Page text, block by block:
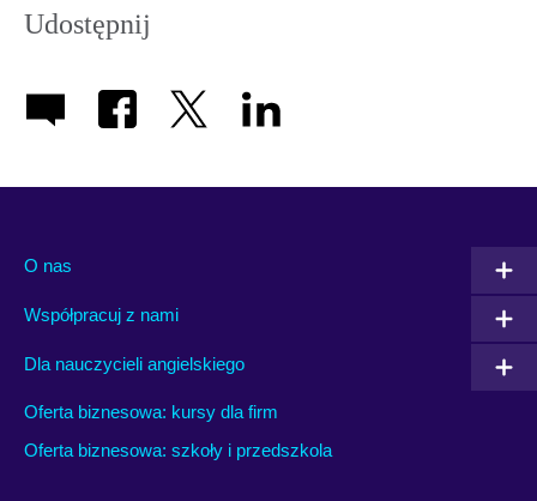
Udostępnij
O nas
Współpracuj z nami
Dla nauczycieli angielskiego
Oferta biznesowa: kursy dla firm
Oferta biznesowa: szkoły i przedszkola